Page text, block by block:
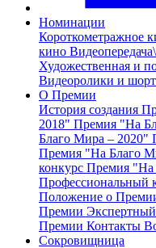
Номинации
Короткометражное
кино
Художественная и
Видеоролики и
О Премии
История создания
2018" Премия "На
Благо Мира – 2020"
Премия "На Благо
конкурс Премия "На
Профессиональный
Положение о
Премии Экспертный
Премии Контакты
Сокровищница